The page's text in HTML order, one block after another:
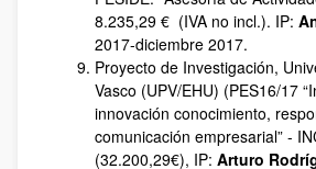
8.235,29 € (IVA no incl.). IP:
2017-diciembre 2017.
Proyecto de Investigación,
Vasco (UPV/EHU) (PES16/17
innovación conocimiento,
comunicación empresarial” -
(32.200,29€), IP: Arturo